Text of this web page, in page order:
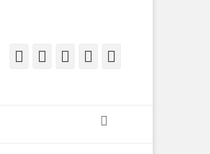
Facebook
Twitter
Feed YouTube